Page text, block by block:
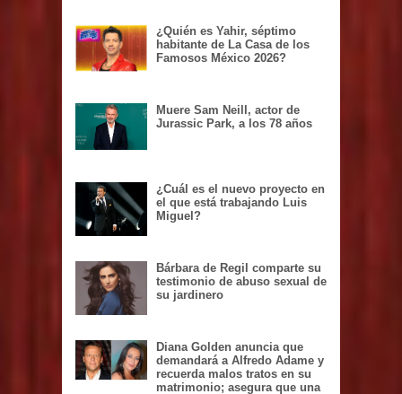
¿Quién es Yahir, séptimo
habitante de La Casa de los
Famosos México 2026?
Muere Sam Neill, actor de
Jurassic Park, a los 78 años
¿Cuál es el nuevo proyecto en
el que está trabajando Luis
Miguel?
Bárbara de Regil comparte su
testimonio de abuso sexual de
su jardinero
Diana Golden anuncia que
demandará a Alfredo Adame y
recuerda malos tratos en su
matrimonio; asegura que una